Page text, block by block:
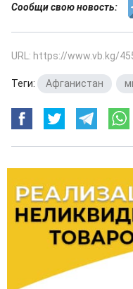
Сообщи свою новость:
URL: https://www.vb.kg/
Теги: Афганистан